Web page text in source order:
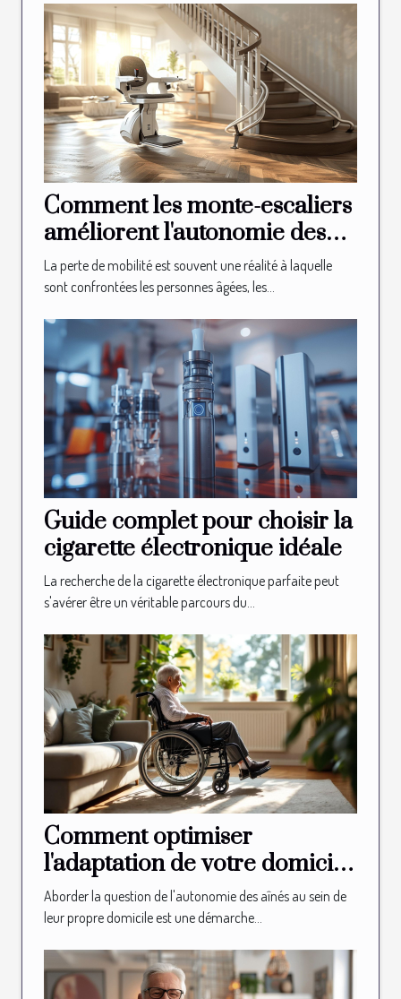
Comment les monte-escaliers
améliorent l'autonomie des
seniors
La perte de mobilité est souvent une réalité à laquelle
sont confrontées les personnes âgées, les...
Guide complet pour choisir la
cigarette électronique idéale
La recherche de la cigarette électronique parfaite peut
s'avérer être un véritable parcours du...
Comment optimiser
l'adaptation de votre domicile
pour l'autonomie des aînés
Aborder la question de l'autonomie des aînés au sein de
leur propre domicile est une démarche...